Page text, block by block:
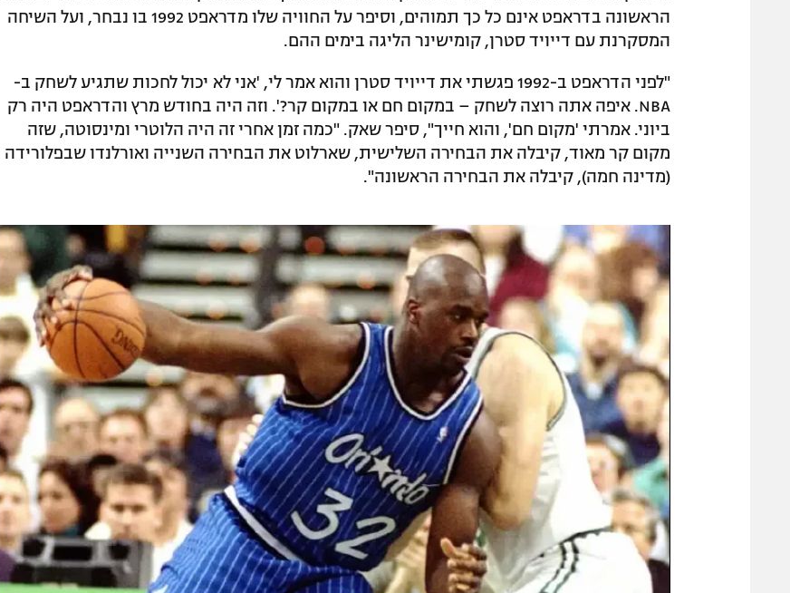
הראשונה בדראפט אינם כל כך תמוהים, וסיפר על החוויה שלו מדראפט 1992 בו נבחר, ועל השיחה
המסקרנת עם דייויד סטרן, קומישינר הליגה בימים ההם.
"לפני הדראפט ב-1992 פגשתי את דייויד סטרן והוא אמר לי, 'אני לא יכול לחכות שתגיע לשחק ב-
NBA. איפה אתה רוצה לשחק – במקום חם או במקום קר?'. וזה היה בחודש מרץ והדראפט היה רק
ביוני. אמרתי 'מקום חם', והוא חייך", סיפר שאק. "כמה זמן אחרי זה היה הלוטרי ומינסוטה, שזה
מקום קר מאוד, קיבלה את הבחירה השלישית, שארלוט את הבחירה השנייה ואורלנדו שבפלורידה
(מדינה חמה), קיבלה את הבחירה הראשונה".